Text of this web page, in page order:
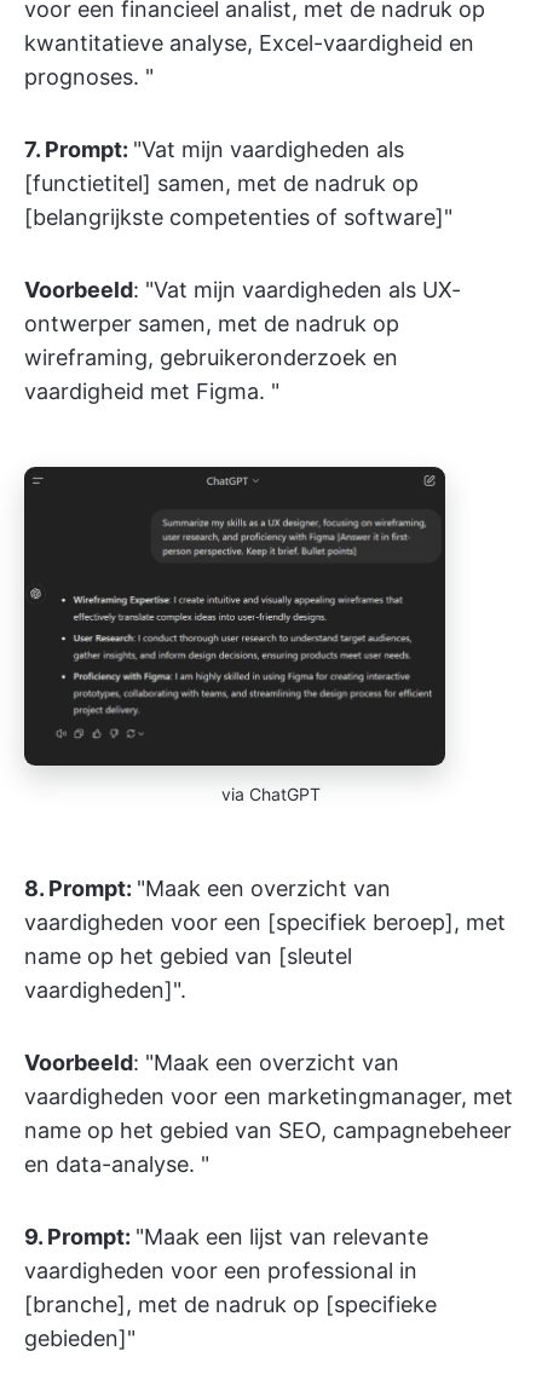
voor een financieel analist, met de nadruk op
kwantitatieve analyse, Excel-vaardigheid en
prognoses. "
7. Prompt: "Vat mijn vaardigheden als
[functietitel] samen, met de nadruk op
[belangrijkste competenties of software]"
Voorbeeld: "Vat mijn vaardigheden als UX-
ontwerper samen, met de nadruk op
wireframing, gebruikeronderzoek en
vaardigheid met Figma. "
via ChatGPT
8. Prompt: "Maak een overzicht van
vaardigheden voor een [specifiek beroep], met
name op het gebied van [sleutel
vaardigheden]".
Voorbeeld: "Maak een overzicht van
vaardigheden voor een marketingmanager, met
name op het gebied van SEO, campagnebeheer
en data-analyse. "
9. Prompt: "Maak een lijst van relevante
vaardigheden voor een professional in
[branche], met de nadruk op [specifieke
gebieden]"